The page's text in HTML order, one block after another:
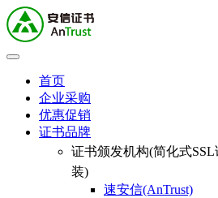
首页
企业采购
优惠促销
证书品牌
证书颁发机构(简化式
装)
速安信(AnTrust)